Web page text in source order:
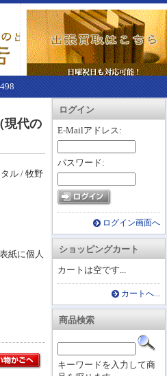
カートを見る
ログイン
E-Mailアドレス:
パスワード:
ログイン画面へ
ショッピングカート
カートは空です...
カートへ...
商品検索
キーワードを入力して商
現代の
ル / 牧野
紙に個人